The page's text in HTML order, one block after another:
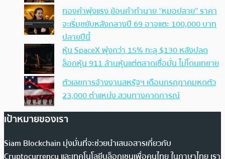
ทองคำพุ่งแรง ย้อนคำทำนาย “หมอปลาย” ราคา
จะเริ่มขยับหลังกลางปี 69 อาจแตะ 100,000 บาท
ปลายปีนี้
หุ้น SpaceX พุ่งกว่า 15% ทะลุ $130 หลังปลด
ล็อกหุ้น 911 ล้านหุ้นแต่ตลาดเชื่อมั่น ไม่โดนเทขาย
ตัวเลขการจ้างงานสหรัฐฯ เดือนกรกฎาคมหดตัว
23,000 ตำแหน่ง สวนทางคาดการณ์
เป้าหมายของเรา
Siam Blockchain มุ่งมั่นที่จะช่วยนำเสนอสารเกี่ยวกับ
Cryptocurrency และเทคโนโลยีบล็อกเชนเพื่อคนไทย ในภาษาไทย เรา